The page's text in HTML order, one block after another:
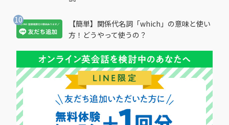
【簡単】関係代名詞「which」の意味と使い
方！どうやって使うの？